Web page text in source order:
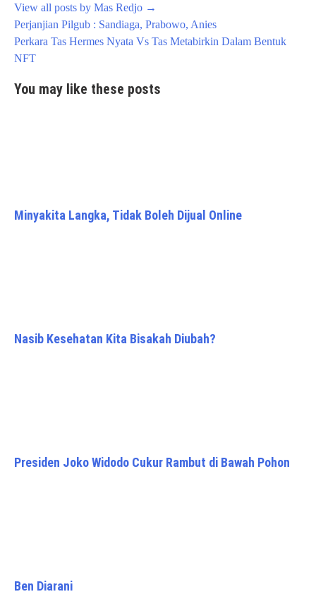
View all posts by Mas Redjo →
Post
navigation
Perjanjian Pilgub : Sandiaga, Prabowo, Anies
Perkara Tas Hermes Nyata Vs Tas Metabirkin Dalam Bentuk
NFT
You may like these posts
Minyakita Langka, Tidak Boleh Dijual Online
Nasib Kesehatan Kita Bisakah Diubah?
Presiden Joko Widodo Cukur Rambut di Bawah Pohon
Ben Diarani